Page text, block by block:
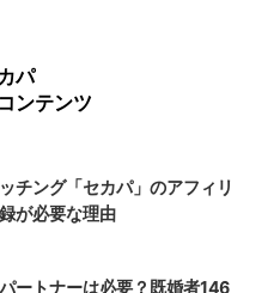
パ
ンテンツ
チング「セカパ」のアフィリ
が必要な理由
ートナーは必要？既婚者146